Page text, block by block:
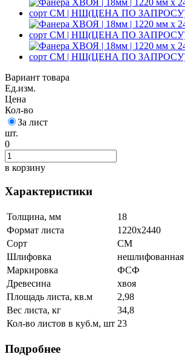
Вариант товара
Ед.изм.
Цена
Кол-во
За лист
шт.
0
в корзину
Характеристики
Толщина, мм
18
Формат листа
1220х2440
Сорт
СМ
Шлифовка
нешлифованная
Маркировка
ФСФ
Древесина
хвоя
Площадь листа, кв.м
2,98
Вес листа, кг
34,8
Кол-во листов в куб.м, шт 23
Подробнее